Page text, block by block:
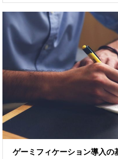
ゲーミフィケーション導入の